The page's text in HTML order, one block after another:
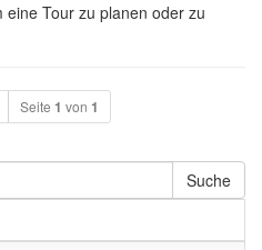
Tour zu planen oder zu
Seite 1 von 1
Suche